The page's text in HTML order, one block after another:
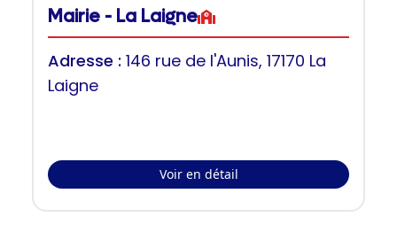
Mairie - La Laigne
Adresse : 146 rue de l'Aunis, 17170 La
Laigne
Voir en détail